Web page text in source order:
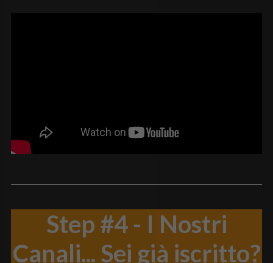
Step #4 - I Nostri
Canali... Sei già iscritto?